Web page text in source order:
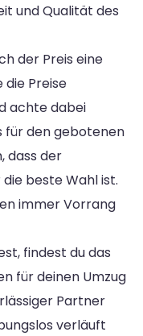
und Qualität des
der Preis eine
die Preise
achte dabei
für den gebotenen
dass der
beste Wahl ist.
immer Vorrang
findest du das
für deinen Umzug
Partner
verläuft